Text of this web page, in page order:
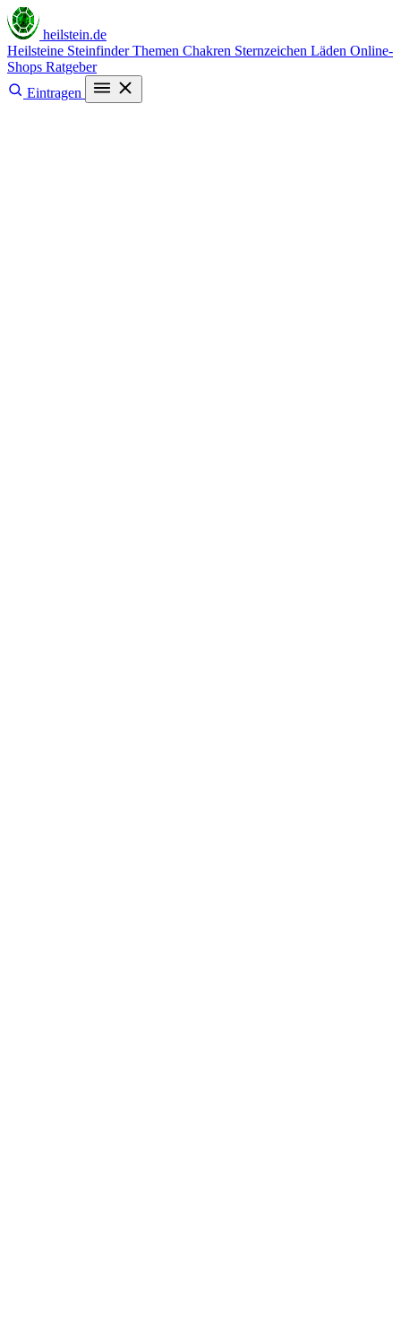
heilstein.de
Heilsteine SteinfinderThemen Chakren Sternzeichen Läden Online-
Shops Ratgeber
Eintragen